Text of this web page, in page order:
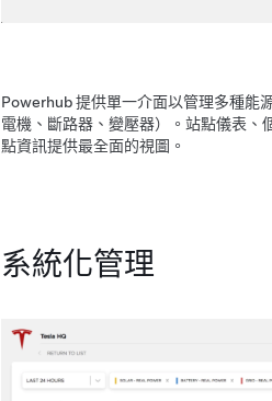
Powerhub 提供單一介面以管理多種能
電機、斷路器、變壓器）。站點儀表、
點資訊提供最全面的視圖。
系統化管理